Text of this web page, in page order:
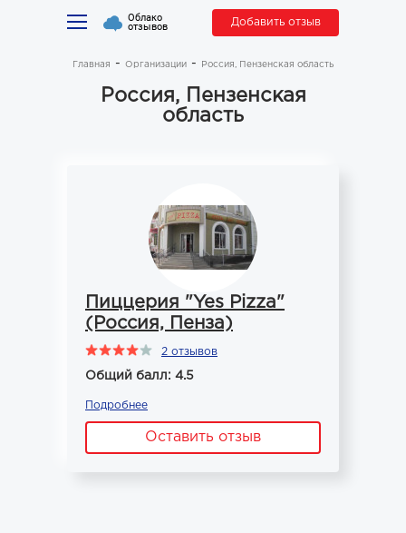
Облако
отзывов Добавить отзыв
Главная Организации Россия, Пензенская область
Россия, Пензенская
область
Пиццерия "Yes Pizza"
(Россия, Пенза)
2 отзывов
Общий балл: 4.5
Подробнее
Оставить отзыв